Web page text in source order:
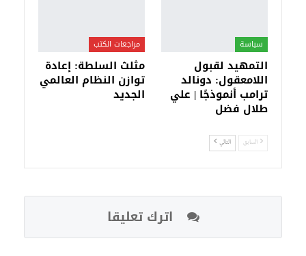
سياسة
التمهيد لقبول
اللامعقول: دونالد
ترامب أنموذجًا | علي
طلال فضل
مراجعات الكتب
مثلث السلطة: إعادة
توازن النظام العالمي
الجديد
السابق التالي
اترك تعليقا